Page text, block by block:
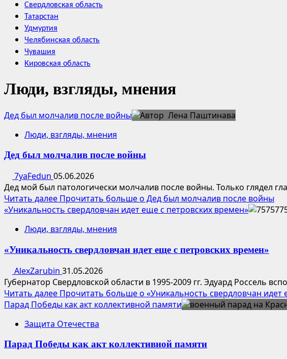
Свердловская область
Татарстан
Удмуртия
Челябинская область
Чувашия
Кировская область
Люди, взгляды, мнения
Дед был молчалив после войны
Люди, взгляды, мнения
Дед был молчалив после войны
7yaFedun 05.06.2026
Дед мой был патологически молчалив после войны. Только глядел
Читать далее Прочитать больше о Дед был молчалив после войны
«Уникальность свердловчан идет еще с петровских времен»
Люди, взгляды, мнения
«Уникальность свердловчан идет еще с петровских времен»
AlexZarubin 31.05.2026
Губернатор Свердловской области в 1995-2009 гг. Эдуард Россель
Читать далее Прочитать больше о «Уникальность свердловчан идет
Парад Победы как акт коллективной памяти
Защита Отечества
Парад Победы как акт коллективной памяти